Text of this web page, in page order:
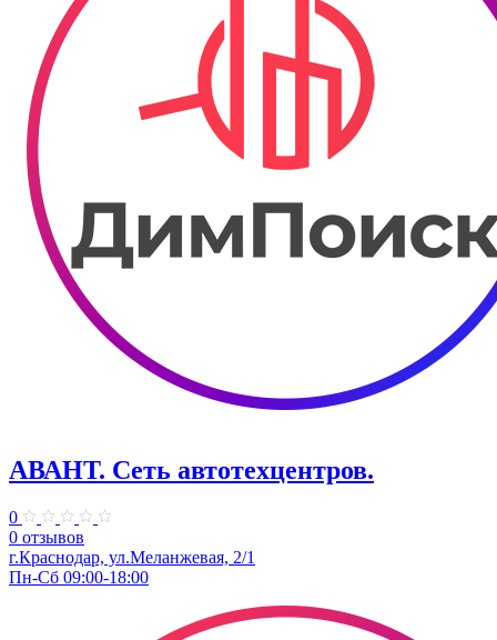
АВАНТ. ​Сеть автотехцентров.
0
0 отзывов
​г.Краснодар, ул.Меланжевая, 2/1
Пн-Сб 09:00-18:00